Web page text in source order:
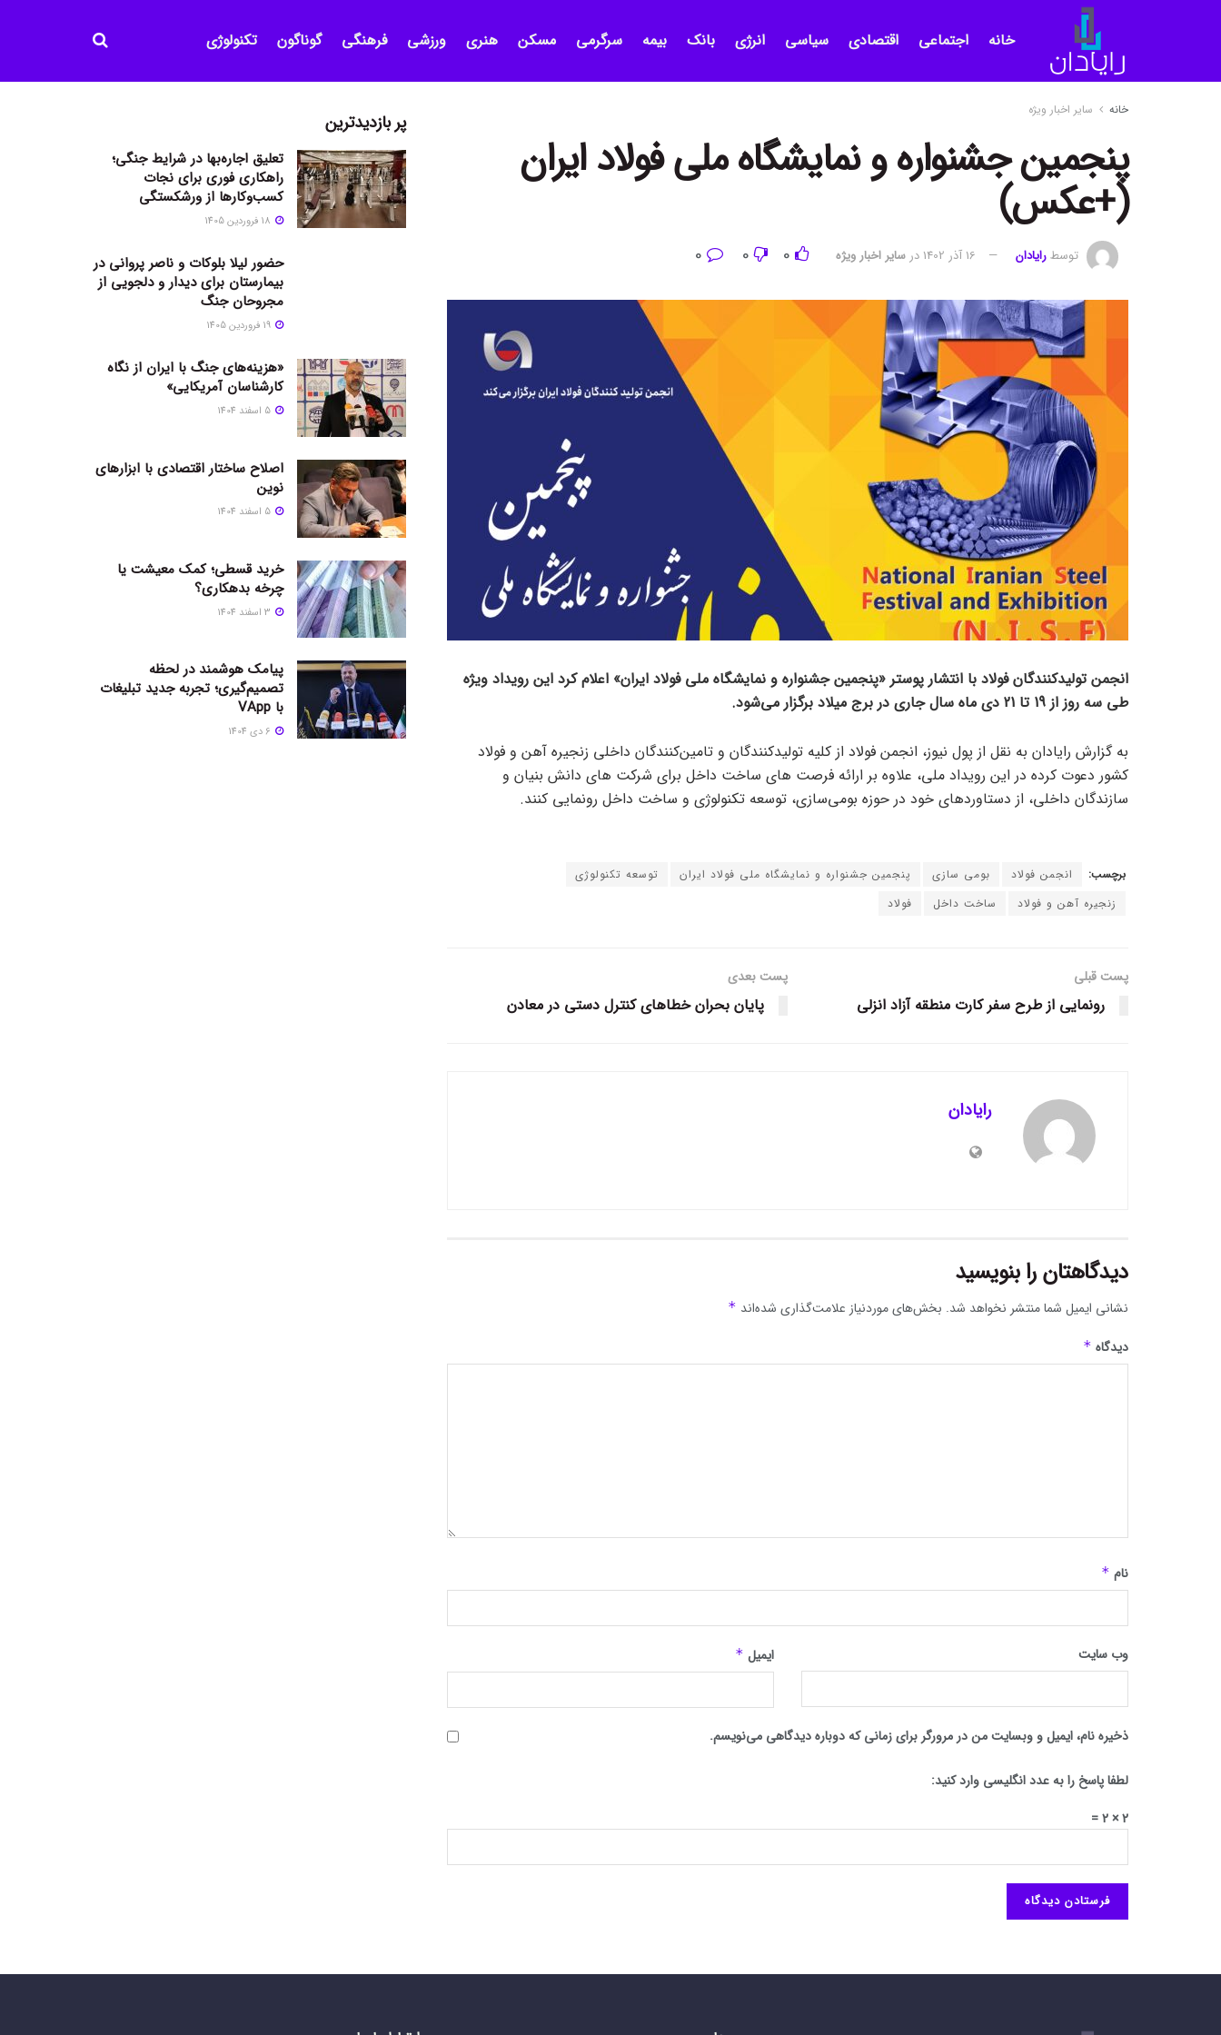
خانه اجتماعی اقتصادی سیاسی انرژی بانک بیمه سرگرمی مسکن هنری ورزشی فرهنگی گوناگون تکنولوژی
خانه سایر اخبار ویژه
پنجمین جشنواره و نمایشگاه ملی فولاد ایران
(+عکس)
توسطرایادان 16 آذر 1402 در سایر اخبار ویژه 0
0
انجمن تولیدکنندگان فولاد با انتشار پوستر «پنجمین جشنواره و نمایشگاه ملی فولاد ایران» اعلام کرد این رویداد ویژه
طی سه روز از 19 تا 21 دی ماه سال جاری در برج میلاد برگزار می‌شود.
به گزارش رایادان به نقل از پول نیوز، انجمن فولاد از کلیه تولیدکنندگان و تامین‌کنندگان داخلی زنجیره آهن و فولاد
کشور دعوت کرده در این رویداد ملی، علاوه بر ارائه فرصت های ساخت داخل برای شرکت های دانش بنیان و
سازندگان داخلی، از دستاوردهای خود در حوزه بومی‌سازی، توسعه تکنولوژی و ساخت داخل رونمایی کنند.
برچسب: انجمن فولاد بومی سازی پنجمین جشنواره و نمایشگاه ملی فولاد ایران
توسعه تکنولوژی
زنجیره آهن و فولاد
ساخت داخل فولاد
پست قبلی
رونمایی از طرح سفر کارت منطقه آزاد انزلی
پست بعدی
پایان بحران خطا‌های کنترل دستی در معادن
رایادان
دیدگاهتان را بنویسید
نشانی ایمیل شما منتشر نخواهد شد. بخش‌های موردنیاز علامت‌گذاری شده‌اند *
دیدگاه *
نام *
ایمیل * وب‌ سایت
ذخیره نام، ایمیل و وبسایت من در مرورگر برای زمانی که دوباره دیدگاهی می‌نویسم.
لطفا پاسخ را به عدد انگلیسی وارد کنید:
2 × 2 =
پر بازدیدترین
تعلیق اجاره‌بها در شرایط جنگی؛
راهکاری فوری برای نجات
کسب‌وکارها از ورشکستگی
حضور لیلا بلوکات و ناصر پروانی در
بیمارستان برای دیدار و دلجویی از
مجروحان جنگ
«هزینه‌های جنگ با ایران از نگاه
کارشناسان آمریکایی»
اصلاح ساختار اقتصادی با ابزارهای
نوین
خرید قسطی؛ کمک معیشت یا
چرخه بدهکاری؟
پیامک هوشمند در لحظه
تصمیم‌گیری؛ تجربه جدید تبلیغات
با VApp